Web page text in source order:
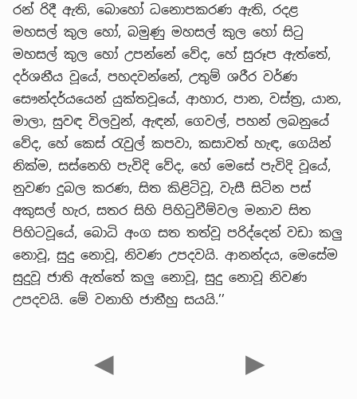
රන් රිදී ඇති, බොහෝ ධනොපකරණ ඇති, රදළ
මහසල් කුල හෝ, බමුණු මහසල් කුල හෝ සිටු
මහසල් කුල හෝ උපන්නේ වේද, හේ සුරූප ඇත්තේ,
දර්ශනීය වූයේ, පහදවන්නේ, උතුම් ශරීර වර්ණ
සෞන්දර්යයෙන් යුක්තවූයේ, ආහාර, පාන, වස්ත්‍ර, යාන,
මාලා, සුවඳ විලවුන්, ඇඳන්, ගෙවල්, පහන් ලබනුයේ
වේද, හේ කෙස් රැවුල් කපවා, කසාවත් හැඳ, ගෙයින්
නික්ම, සස්නෙහි පැවිදි වේද, හේ මෙසේ පැවිදි වූයේ,
නුවණ දුබල කරණ, සිත කිළිටිවූ, වැසී සිටින පස්
අකුසල් හැර, සතර සිහි පිහිටුවීම්වල මනාව සිත
පිහිටවූයේ, බොධි අංග සත තත්වූ පරිද්දෙන් වඩා කලු
නොවූ, සුදු නොවූ, නිවණ උපදවයි. ආනන්දය, මෙසේම
සුදුවූ ජාති ඇත්තේ කලු නොවූ, සුදු නොවූ නිවණ
උපදවයි. මේ වනාහි ජාතීහු සයයි.’’
◀ ▶